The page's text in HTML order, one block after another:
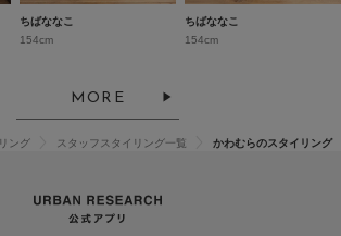
ちばななこ
154cm
ちばななこ
154cm
MORE
ング スタッフスタイリング一覧 かわむらのスタイリング